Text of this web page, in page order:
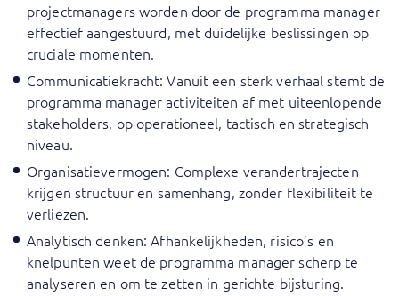
projectmanagers worden door de programma manager
effectief aangestuurd, met duidelijke beslissingen op
cruciale momenten.
Communicatiekracht: Vanuit een sterk verhaal stemt de
programma manager activiteiten af met uiteenlopende
stakeholders, op operationeel, tactisch en strategisch
niveau.
Organisatievermogen: Complexe verandertrajecten
krijgen structuur en samenhang, zonder flexibiliteit te
verliezen.
Analytisch denken: Afhankelijkheden, risico’s en
knelpunten weet de programma manager scherp te
analyseren en om te zetten in gerichte bijsturing.